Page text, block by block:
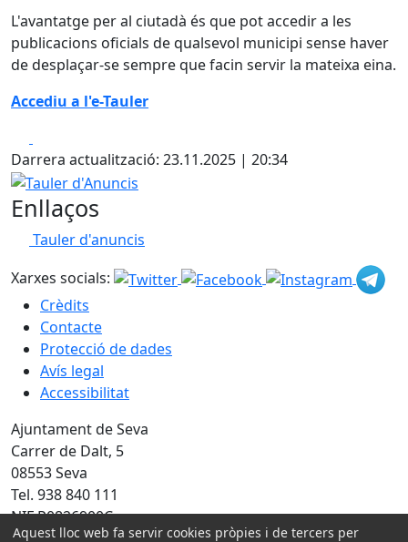
L'avantatge per al ciutadà és que pot accedir a les
publicacions oficials de qualsevol municipi sense haver
de desplaçar-se sempre que facin servir la mateixa eina.
Accediu a l'e-Tauler
Darrera actualització: 23.11.2025 | 20:34
Tauler d'Anuncis
Enllaços
Tauler d'anuncis
Xarxes socials:
Crèdits
Contacte
Protecció de dades
Avís legal
Accessibilitat
Ajuntament de Seva
Carrer de Dalt, 5
08553 Seva
Tel. 938 840 111
NIF P0826900C
Aquest lloc web fa servir cookies pròpies i de tercers per